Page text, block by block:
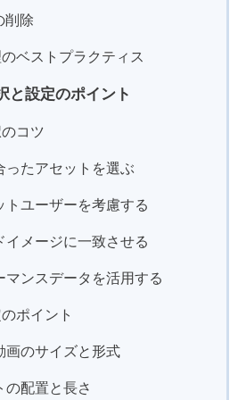
削除
ベストプラクティス
と設定のポイント
コツ
ったアセットを選ぶ
トユーザーを考慮する
イメージに一致させる
マンスデータを活用する
ポイント
画のサイズと形式
の配置と長さ